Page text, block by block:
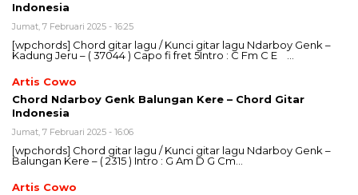
Indonesia
Jumat, 7 Februari 2025 - 16:25
[wpchords] Chord gitar lagu / Kunci gitar lagu Ndarboy Genk –
Kadung Jeru – ( 37044 ) Capo fi fret 5Intro : C Fm C E …
Artis Cowo
Chord Ndarboy Genk Balungan Kere – Chord Gitar
Indonesia
Jumat, 7 Februari 2025 - 16:06
[wpchords] Chord gitar lagu / Kunci gitar lagu Ndarboy Genk –
Balungan Kere – ( 2315 ) Intro : G Am D G Cm…
Artis Cowo